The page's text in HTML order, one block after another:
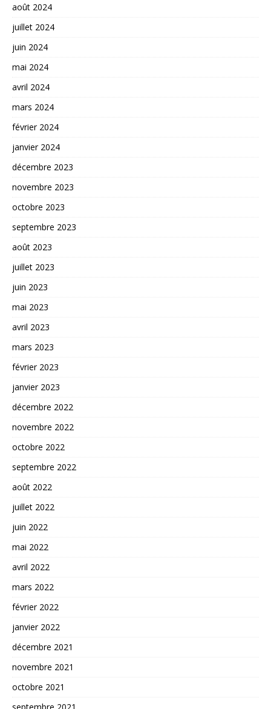
août 2024
juillet 2024
juin 2024
mai 2024
avril 2024
mars 2024
février 2024
janvier 2024
décembre 2023
novembre 2023
octobre 2023
septembre 2023
août 2023
juillet 2023
juin 2023
mai 2023
avril 2023
mars 2023
février 2023
janvier 2023
décembre 2022
novembre 2022
octobre 2022
septembre 2022
août 2022
juillet 2022
juin 2022
mai 2022
avril 2022
mars 2022
février 2022
janvier 2022
décembre 2021
novembre 2021
octobre 2021